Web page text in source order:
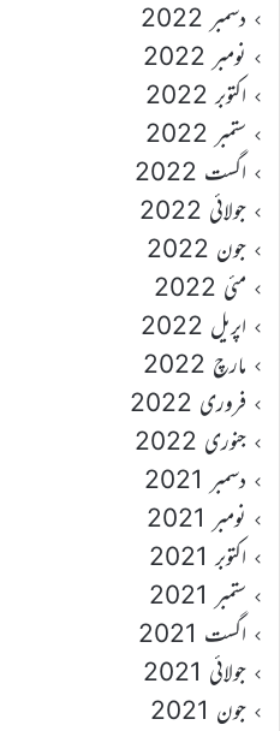
دسمبر 2022
نومبر 2022
اکتوبر 2022
ستمبر 2022
اگست 2022
جولائی 2022
جون 2022
مئی 2022
اپریل 2022
مارچ 2022
فروری 2022
جنوری 2022
دسمبر 2021
نومبر 2021
اکتوبر 2021
ستمبر 2021
اگست 2021
جولائی 2021
جون 2021